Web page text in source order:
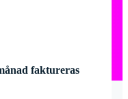
faktureras